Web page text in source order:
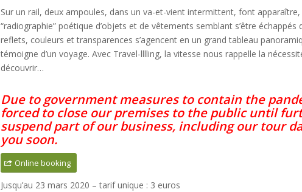
Sur un rail, deux ampoules, dans un va-et-vient intermittent, font
“radiographie” poétique d’objets et de vêtements semblant s’être échappés
reflets, couleurs et transparences s’agencent en un grand tableau
témoigne d’un voyage. Avec Travel-lllling, la vitesse nous rappelle la
découvrir…
Due to government measures to contain the
forced to close our premises to the public until
suspend part of our business, including our tour
you soon.
Online booking
Jusqu’au 23 mars 2020 – tarif unique : 3 euros